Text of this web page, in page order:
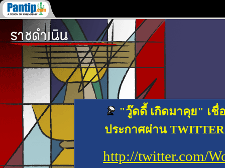
"วู๊ดดี้ เกิดมาคุย" เ
ประกาศผ่าน
http://twitter.com/